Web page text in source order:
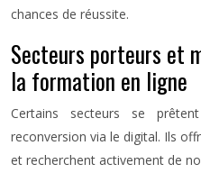
chances de réussite.
Secteurs porteurs et
la formation en ligne
Certains secteurs se
reconversion via le digital. Ils
et recherchent activement de